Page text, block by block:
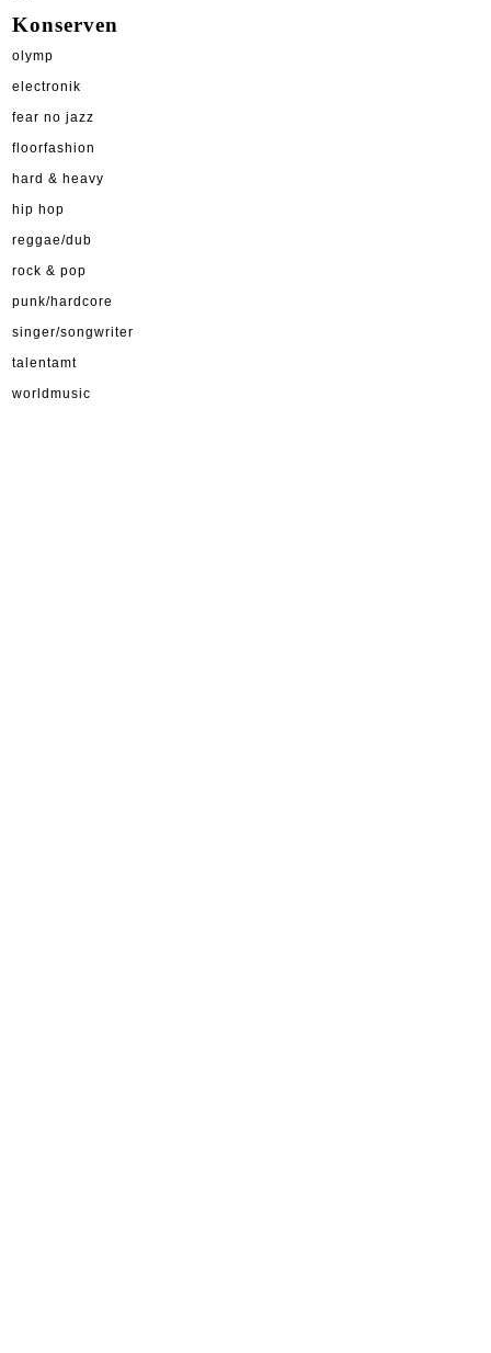
Konserven
olymp
electronik
fear no jazz
floorfashion
hard & heavy
hip hop
reggae/dub
rock & pop
punk/hardcore
singer/songwriter
talentamt
worldmusic